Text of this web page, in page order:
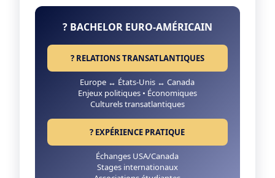
? BACHELOR EURO-AMÉRICAIN
? RELATIONS TRANSATLANTIQUES
Europe ↔ États-Unis ↔ Canada
Enjeux politiques • Économiques
Culturels transatlantiques
? EXPÉRIENCE PRATIQUE
Échanges USA/Canada
Stages internationaux